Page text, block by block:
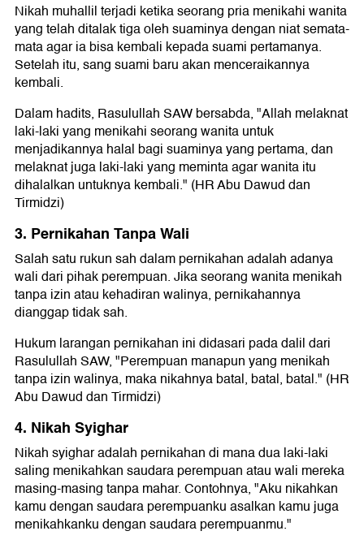
Nikah muhallil terjadi ketika seorang pria menikahi wanita
yang telah ditalak tiga oleh suaminya dengan niat semata-
mata agar ia bisa kembali kepada suami pertamanya.
Setelah itu, sang suami baru akan menceraikannya
kembali.
Dalam hadits, Rasulullah SAW bersabda, "Allah melaknat
laki-laki yang menikahi seorang wanita untuk
menjadikannya halal bagi suaminya yang pertama, dan
melaknat juga laki-laki yang meminta agar wanita itu
dihalalkan untuknya kembali." (HR Abu Dawud dan
Tirmidzi)
3. Pernikahan Tanpa Wali
Salah satu rukun sah dalam pernikahan adalah adanya
wali dari pihak perempuan. Jika seorang wanita menikah
tanpa izin atau kehadiran walinya, pernikahannya
dianggap tidak sah.
Hukum larangan pernikahan ini didasari pada dalil dari
Rasulullah SAW, "Perempuan manapun yang menikah
tanpa izin walinya, maka nikahnya batal, batal, batal." (HR
Abu Dawud dan Tirmidzi)
4. Nikah Syighar
Nikah syighar adalah pernikahan di mana dua laki-laki
saling menikahkan saudara perempuan atau wali mereka
masing-masing tanpa mahar. Contohnya, "Aku nikahkan
kamu dengan saudara perempuanku asalkan kamu juga
menikahkanku dengan saudara perempuanmu."